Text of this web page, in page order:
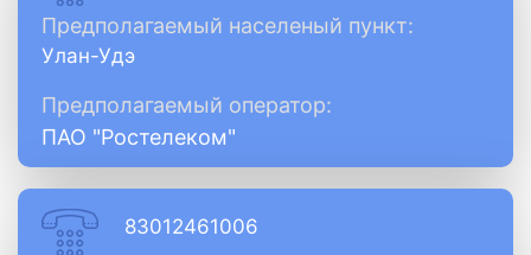
Предполагаемый населеный пункт:
Улан-Удэ
Предполагаемый оператор:
ПАО "Ростелеком"
83012461006